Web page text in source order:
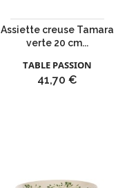
Assiette creuse Tamara
verte 20 cm...
TABLE PASSION
Prix
41,70 €